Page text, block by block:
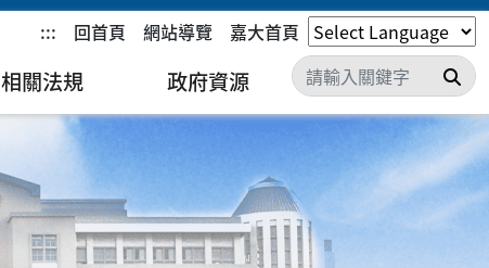
::: 回首頁 網站導覽 嘉大首頁
相關法規 政府資源 搜